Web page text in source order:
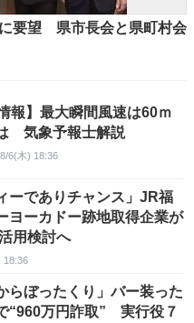
に要望 県市長会と県町村会
報】最大瞬間風速は60ｍ
気象予報士解説
8/6(木) 18:36
ーでありチャンス」JR福
ヨーカドー跡地取得企業が
用検討へ
18:36
らぼったくり」バー装った
“960万円詐取” 実行役７